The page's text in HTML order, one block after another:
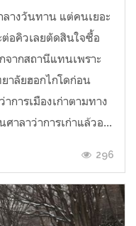
ลางวันทาน แต่คนเยอะ
ต่อคิวเลยตัดสินใจซื้อ
ากสถานีแทนเพราะ
าลัยฮอกไกโดก่อน
การเมืองเก่าตามทาง
าลาว่าการเก่าแล้วอ...
296